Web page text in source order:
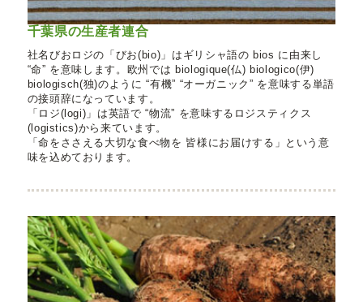
千葉県の生産者連合
社名びおロジの「びお(bio)」はギリシャ語の bios に由来し
“命” を意味します。欧州では biologique(仏) biologico(伊)
biologisch(独)のように “有機” “オーガニック” を意味する単語
の接頭辞になっています。
「ロジ(logi)」は英語で “物流” を意味するロジスティクス
(logistics)から来ています。
「命をささえる大切な食べ物を 皆様にお届けする」という意
味を込めております。